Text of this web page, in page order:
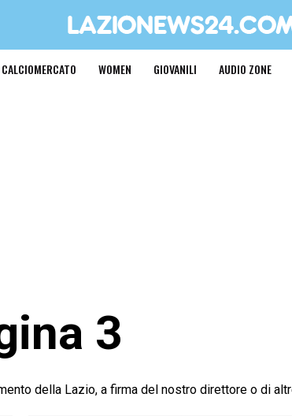
CALCIOMERCATO WOMEN GIOVANILI AUDIO ZONE
3
della Lazio, a firma del nostro direttore o di